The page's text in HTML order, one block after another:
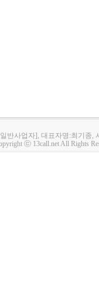
반사업자], 대표자명:최기종,
ⓒ 13call.net All Rights